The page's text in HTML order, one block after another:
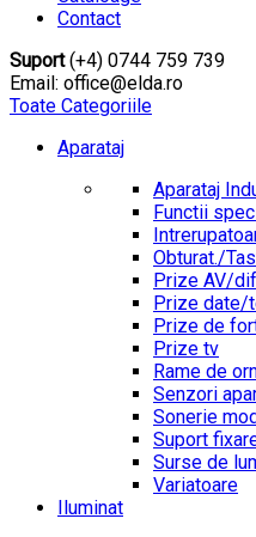
Contact
Suport(+4) 0744 759 739
Email: office@elda.ro
Toate Categoriile
Aparataj
Aparataj
Functii
Obturat./
Prize AV/
Prize date/
Prize de
Prize tv
Rame de
Senzori
Sonerie
Suport
Surse de
Variatoare
Iluminat